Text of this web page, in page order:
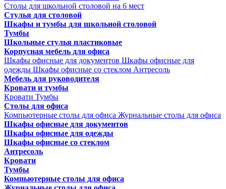
Столы для школьной столовой на 6 мест
Стулья для столовой
Шкафы и тумбы для школьной столовой
Тумбы
Школьные стулья пластиковые
Корпусная мебель для офиса
Шкафы офисные для документов Шкафы офисные для
одежды Шкафы офисные со стеклом Антресоль
Мебель для руководителя
Кровати и тумбы
Кровати Тумбы
Столы для офиса
Компьютерные столы для офиса Журнальные столы для офиса
Шкафы офисные для документов
Шкафы офисные для одежды
Шкафы офисные со стеклом
Антресоль
Кровати
Тумбы
Компьютерные столы для офиса